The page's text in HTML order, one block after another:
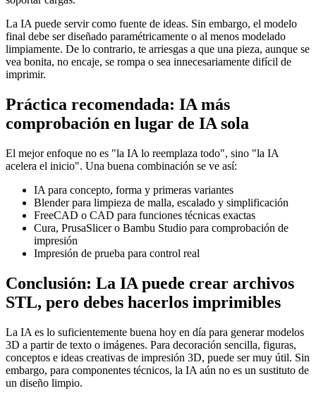
La IA puede servir como fuente de ideas. Sin embargo, el modelo
final debe ser diseñado paramétricamente o al menos modelado
limpiamente. De lo contrario, te arriesgas a que una pieza, aunque se
vea bonita, no encaje, se rompa o sea innecesariamente difícil de
imprimir.
Práctica recomendada: IA más
comprobación en lugar de IA sola
El mejor enfoque no es "la IA lo reemplaza todo", sino "la IA
acelera el inicio". Una buena combinación se ve así:
IA para concepto, forma y primeras variantes
Blender para limpieza de malla, escalado y simplificación
FreeCAD o CAD para funciones técnicas exactas
Cura, PrusaSlicer o Bambu Studio para comprobación de
impresión
Impresión de prueba para control real
Conclusión: La IA puede crear archivos
STL, pero debes hacerlos imprimibles
La IA es lo suficientemente buena hoy en día para generar modelos
3D a partir de texto o imágenes. Para decoración sencilla, figuras,
conceptos e ideas creativas de impresión 3D, puede ser muy útil. Sin
embargo, para componentes técnicos, la IA aún no es un sustituto de
un diseño limpio.